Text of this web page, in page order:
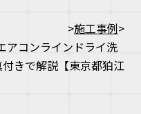
>施工事例>
アコンラインドライ洗
きで解説【東京都狛江